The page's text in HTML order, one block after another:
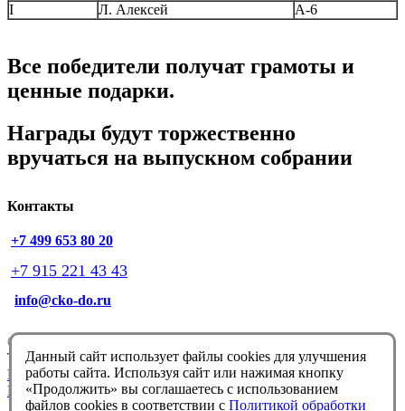
I
Л. Алексей А-6
Все победители получат грамоты и
ценные подарки.
Награды будут торжественно
вручаться на выпускном собрании
Контакты
+7 499 653 80 20
+7 915 221 43 43
info@cko-do.ru
© Немцова Т.И. 1998-2026
Техподдержка:info@cko-do.ru
Политика конфиденциальности
Политика обработки файлов cookies
Данный сайт использует файлы cookies для улучшения
работы сайта. Используя сайт или нажимая кнопку
«Продолжить» вы соглашаетесь с использованием
файлов cookies в соответствии с Политикой обработки